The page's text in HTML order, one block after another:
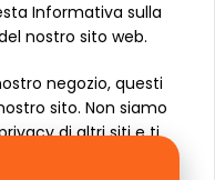
Informativa sulla
nostro sito web.
negozio, questi
sito. Non siamo
di altri siti e ti
sulla privacy.